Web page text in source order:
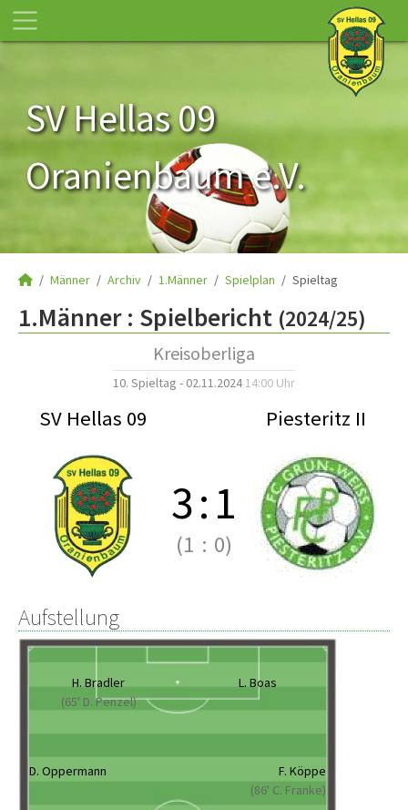
SV Hellas 09
Oranienbaum e.V.
Männer Archiv 1.Männer Spielplan Spieltag
1.Männer : Spielbericht (2024/25)
Kreisoberliga
10. Spieltag - 02.11.202414:00 Uhr
SV Hellas 09 Piesteritz II
3:1
(1 : 0)
Aufstellung
H. Bradler
(65' D. Penzel)
L. Boas
D. Oppermann
F. Köppe
(86' C. Franke)